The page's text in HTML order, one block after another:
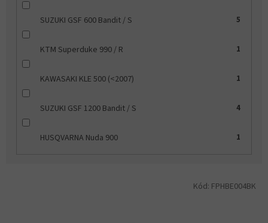
SUZUKI GSF 600 Bandit / S 5
KTM Superduke 990 / R 1
KAWASAKI KLE 500 (<2007) 1
SUZUKI GSF 1200 Bandit / S 4
HUSQVARNA Nuda 900 1
Kód: FPHBE004BK